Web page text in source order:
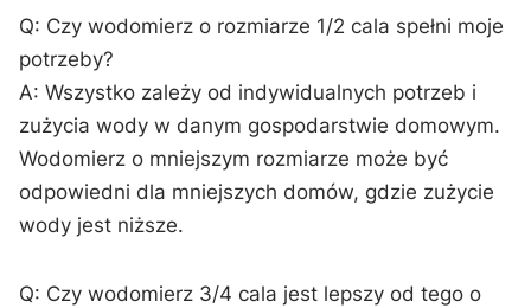
Q: Czy wodomierz o rozmiarze 1/2 cala spełni moje
potrzeby?
A: Wszystko zależy od ​indywidualnych potrzeb i
zużycia wody w danym gospodarstwie domowym.
Wodomierz o mniejszym rozmiarze może być
odpowiedni dla mniejszych domów, gdzie zużycie
wody jest⁣ niższe.
Q: Czy wodomierz⁣ 3/4 cala jest lepszy od tego o